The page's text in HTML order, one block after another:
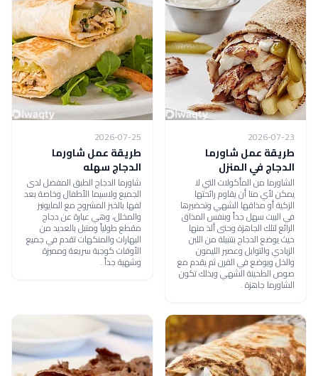
2026-07-23
طريقة عمل شاورما
الدجاج في المنزل
الشاورما من المأكولات التي لا
يمكن لأي منا أن يقاوم رائحتها
الزكية أو مذاقها الشهي وتحضيرها
في البيت سهل جداً وبنفس المذاق
الرائع لتلك الجاهزة وحتى ألذ منها
حيث يوضع الدجاج بتتبيلة من اللبن
الزبادي والتوابل وعصير الليمون
والخل ويوضع في الفرن ثم يقدم مع
صوص الطحينة الشهي وبذلك تكون
الشاورما جاهزة .
2026-07-25
طريقة عمل شاورما
الدجاج سهله
شاورما الدجاج الطبق المفضل لدى
الجميع ولاسيما الأطفال وخاصة بعد
لفها بالخبز المشروح مع المايونيز
والمخلل، وهي عبارة عن دجاج
مقطع طولياً ومتبل بالعديد من
البهارات والمنكهات تقدم في جميع
الأوقات كوجبة سريعة ومميزة
وشهية جداً .